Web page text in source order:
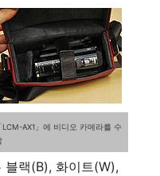
LCM-AX1」에 비디오 카메라를 수
블랙(B), 화이트(W),